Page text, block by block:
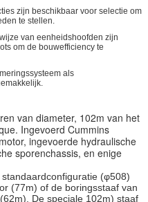
zijn beschikbaar voor selectie om
te stellen.
van eenheidshoofden zijn
om de bouwefficiency te
als
van diameter, 102m van het
Ingevoerd Cummins
ingevoerde hydraulische
sporenchassis, en enige
(φ508)
(77m) of de boringsstaaf van
De speciale 102m) staaf